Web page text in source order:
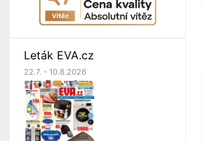
Leták EVA.cz
22.7. - 10.8.2026